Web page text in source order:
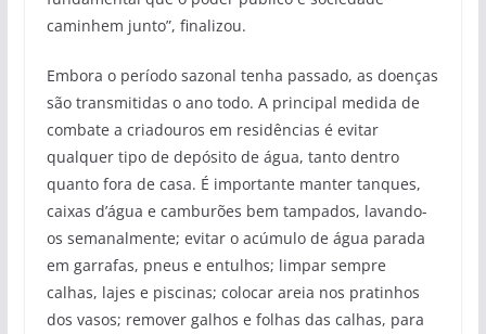
caminhem junto”, finalizou.
Embora o período sazonal tenha passado, as doenças
são transmitidas o ano todo. A principal medida de
combate a criadouros em residências é evitar
qualquer tipo de depósito de água, tanto dentro
quanto fora de casa. É importante manter tanques,
caixas d’água e camburões bem tampados, lavando-
os semanalmente; evitar o acúmulo de água parada
em garrafas, pneus e entulhos; limpar sempre
calhas, lajes e piscinas; colocar areia nos pratinhos
dos vasos; remover galhos e folhas das calhas, para